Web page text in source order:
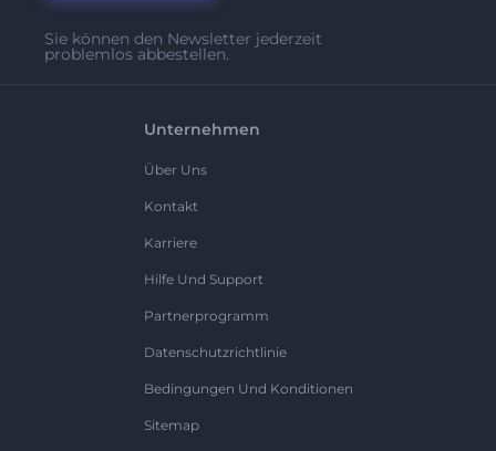
Sie können den Newsletter jederzeit
problemlos abbestellen.
Unternehmen
Über Uns
Kontakt
Karriere
Hilfe Und Support
Partnerprogramm
Datenschutzrichtlinie
Bedingungen Und Konditionen
Sitemap